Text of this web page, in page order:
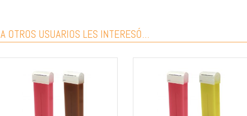
A OTROS USUARIOS LES INTERESÓ...